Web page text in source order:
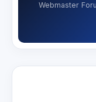
Webmaster